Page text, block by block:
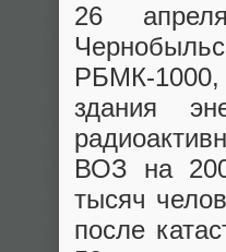
26
РБМК-
здания
ВОЗ на
тысяч
после